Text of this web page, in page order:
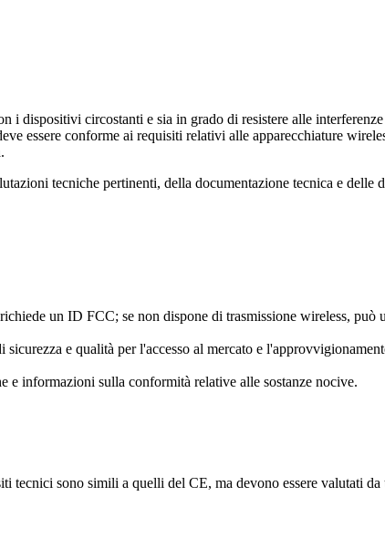
dispositivi circostanti e sia in grado di resistere alle interferenze
essere conforme ai requisiti relativi alle apparecchiature
tecniche pertinenti, della documentazione tecnica e delle
un ID FCC; se non dispone di trasmissione wireless, può
e qualità per l'accesso al mercato e
informazioni sulla conformità relative alle sostanze nocive.
sono simili a quelli del CE, ma devono essere valutati da